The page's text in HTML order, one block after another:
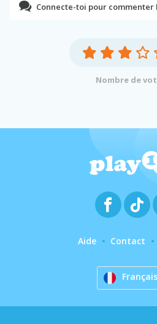
Connecte-toi pour commenter
Nombre de
Aide Contact
Français